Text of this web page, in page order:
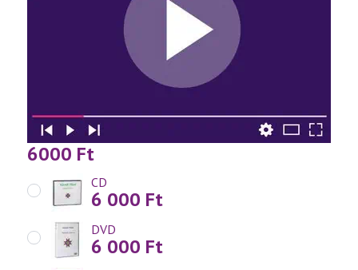
6000 Ft
CD
6 000 Ft
DVD
6 000 Ft